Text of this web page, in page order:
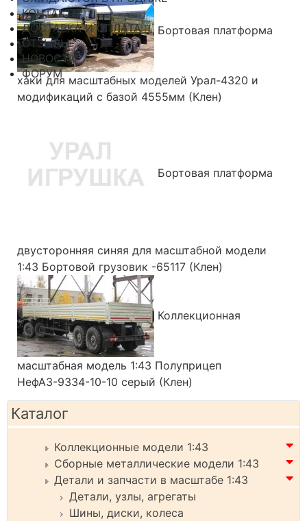
КОНТАКТЫ
ДОСТАВКА И ОПЛАТА
ОТЗЫВЫ
НОВОСТИ
ФОРУМ
Бортовая платформа
хаки для масштабных моделей Урал-4320 и
модификаций с базой 4555мм (Клен)
Бортовая платформа
двусторонняя синяя для масштабной модели
1:43 Бортовой грузовик -65117 (Клен)
Коллекционная
масштабная модель 1:43 Полуприцеп
НефАЗ-9334-10-10 серый (Клен)
Каталог
Коллекционные модели 1:43
Сборные металлические модели 1:43
Детали и запчасти в масштабе 1:43
Детали, узлы, агрегаты
Шины, диски, колеса